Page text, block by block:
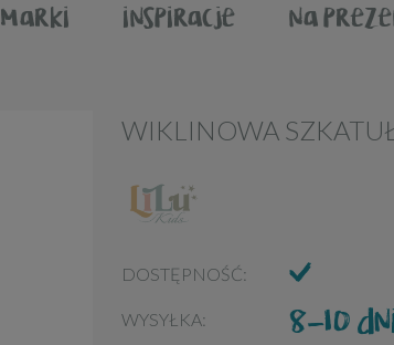
marki inspiracje na
WIKLINOWA
DOSTĘPNOŚĆ:
WYSYŁKA: 8-10